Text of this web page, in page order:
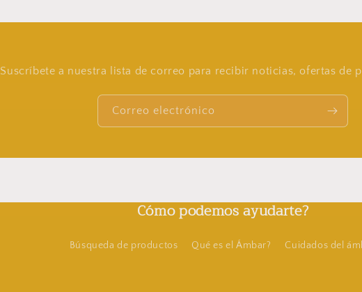
Suscríbete a nuestra lista de correo para recibir noticias, ofertas de
Correo electrónico
Cómo podemos ayudarte?
Búsqueda de productos Qué es el Ámbar? Cuidados del